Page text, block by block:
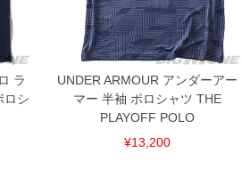
ラ
ロシ
UNDER ARMOUR アンダーアー
マー 半袖 ポロシャツ THE
PLAYOFF POLO
¥13,200